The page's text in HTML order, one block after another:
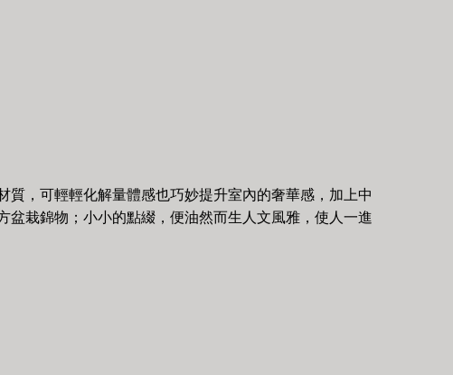
，可輕輕化解量體感也巧妙提升室內的奢華感，加上中
栽錦物；小小的點綴，便油然而生人文風雅，使人一進